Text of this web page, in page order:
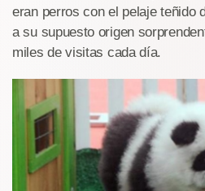
eran perros con el pelaje teñido
a su supuesto origen
miles de visitas cada día.